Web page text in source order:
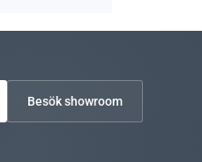
Besök showroom